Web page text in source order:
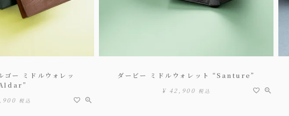
ゴー ミドルウォレッ
税込
ダービー ミドルウォレット “Santure”
¥ 42,900 税込